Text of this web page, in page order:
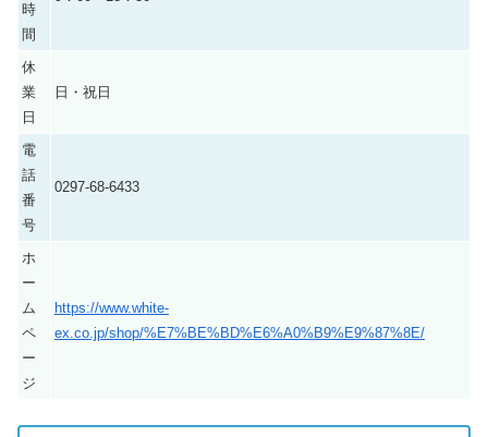
時
間
休
業
日
日・祝日
電
話
番
号
0297-68-6433
ホ
ー
ム
ペ
ー
ジ
https://www.white-
ex.co.jp/shop/%E7%BE%BD%E6%A0%B9%E9%87%8E/